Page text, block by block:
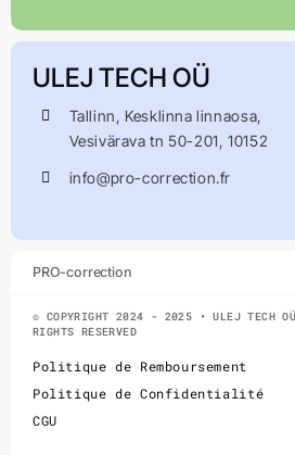
ULEJ TECH OÜ
Tallinn, Kesklinna linnaosa,
Vesivärava tn 50-201, 10152
info@pro-correction.fr
PRO-correction
© COPYRIGHT 2024 - 2025 • ULEJ TECH
RIGHTS RESERVED
Politique de Remboursement
Politique de Confidentialité
CGU